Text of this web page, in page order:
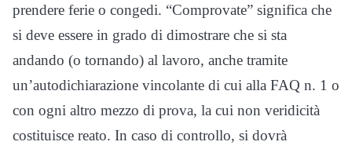
prendere ferie o congedi. “Comprovate” significa che
si deve essere in grado di dimostrare che si sta
andando (o tornando) al lavoro, anche tramite
un’autodichiarazione vincolante di cui alla FAQ n. 1 o
con ogni altro mezzo di prova, la cui non veridicità
costituisce reato. In caso di controllo, si dovrà